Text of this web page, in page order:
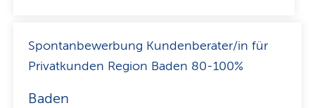
Spontanbewerbung Kundenberater/in für
Privatkunden Region Baden 80-100%
Baden